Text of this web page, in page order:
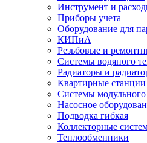
Инструмент и
Приборы учета
Оборудование для
КИПиА
Резьбовые и
Системы водяного
Радиаторы и
Квартирные станции
Системы
Насосное
Подводка гибкая
Коллекторные
Теплообменники